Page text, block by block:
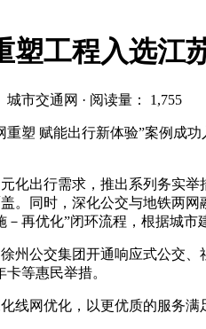
塑工程入选江
城市交通网 · 阅读量： 1,755
重塑 赋能出行新体验”案例成
化出行需求，推出系列务实
。同时，深化公交与地铁两
再优化”闭环流程，根据城市
州公交集团开通响应式公交
等惠民举措。
线网优化，以更优质的服务